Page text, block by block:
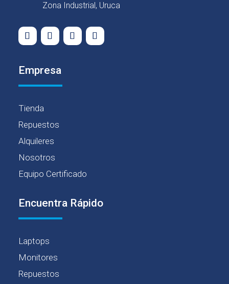
Zona Industrial, Uruca
Empresa
Tienda
Repuestos
Alquileres
Nosotros
Equipo Certificado
Encuentra Rápido
Laptops
Monitores
Repuestos